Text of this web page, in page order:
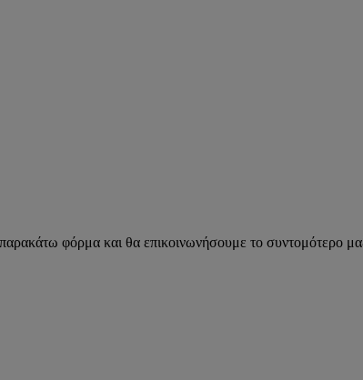
φόρμα και θα επικοινωνήσουμε το συντομότερο